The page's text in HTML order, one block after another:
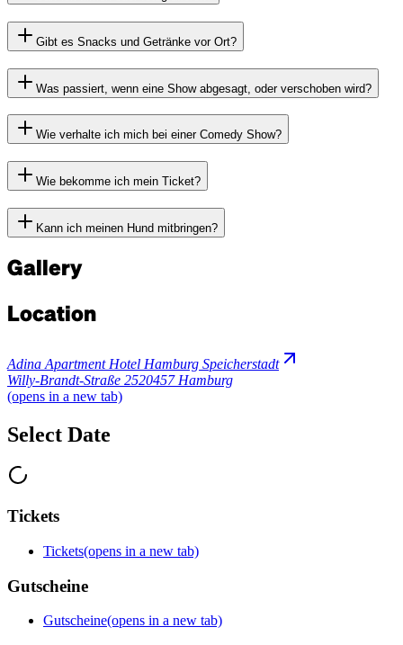
Gibt es Snacks und Getränke vor Ort?
Was passiert, wenn eine Show abgesagt, oder verschoben wird?
Wie verhalte ich mich bei einer Comedy Show?
Wie bekomme ich mein Ticket?
Kann ich meinen Hund mitbringen?
Gallery
Location
Adina Apartment Hotel Hamburg Speicherstadt
Willy-Brandt-Straße 2520457 Hamburg
(opens in a new tab)
Select Date
Tickets
Tickets(opens in a new tab)
Gutscheine
Gutscheine(opens in a new tab)